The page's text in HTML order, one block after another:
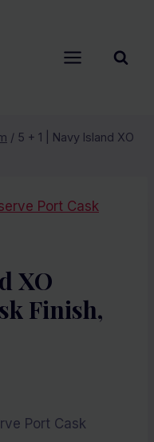
/ 5 + 1 | Navy Island XO
XO
Finish,
Port Cask